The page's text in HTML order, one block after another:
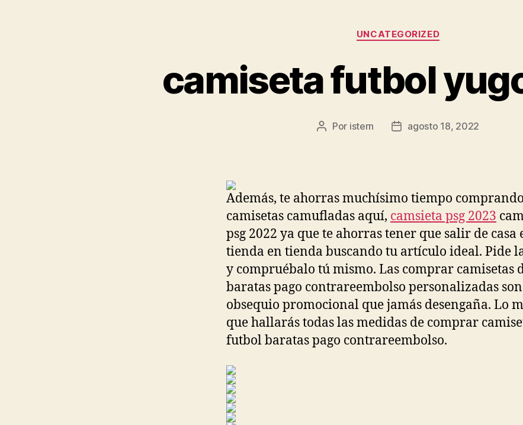
Categorías
UNCATEGORIZED
camiseta futbol
Autor
Por istern
Fechaagosto 18, 2022
Además, te ahorras muchísimo tiempo
camisetas camufladas aquí, camsieta psg 2023
psg 2022 ya que te ahorras tener que salir de casa
tienda en tienda buscando tu artículo ideal. Pide
y compruébalo tú mismo. Las comprar camisetas
baratas pago contrareembolso personalizadas
obsequio promocional que jamás desengaña. Lo
que hallarás todas las medidas de comprar
futbol baratas pago contrareembolso.